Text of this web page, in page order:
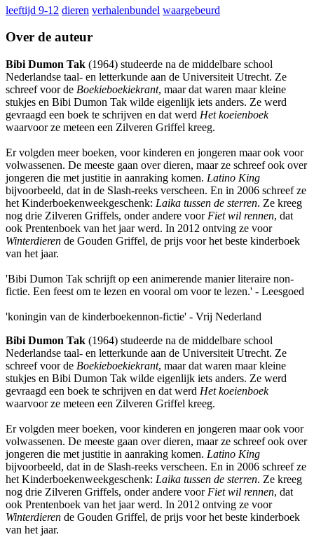
leeftijd 9-12 dieren verhalenbundel waargebeurd
Over de auteur
Bibi Dumon Tak (1964) studeerde na de middelbare school
Nederlandse taal- en letterkunde aan de Universiteit Utrecht. Ze
schreef voor de Boekieboekiekrant, maar dat waren maar kleine
stukjes en Bibi Dumon Tak wilde eigenlijk iets anders. Ze werd
gevraagd een boek te schrijven en dat werd Het koeienboek
waarvoor ze meteen een Zilveren Griffel kreeg.
Er volgden meer boeken, voor kinderen en jongeren maar ook voor
volwassenen. De meeste gaan over dieren, maar ze schreef ook over
jongeren die met justitie in aanraking komen. Latino King
bijvoorbeeld, dat in de Slash-reeks verscheen. En in 2006 schreef ze
het Kinderboekenweekgeschenk: Laika tussen de sterren. Ze kreeg
nog drie Zilveren Griffels, onder andere voor Fiet wil rennen, dat
ook Prentenboek van het jaar werd. In 2012 ontving ze voor
Winterdieren de Gouden Griffel, de prijs voor het beste kinderboek
van het jaar.
'Bibi Dumon Tak schrijft op een animerende manier literaire non-
fictie. Een feest om te lezen en vooral om voor te lezen.' - Leesgoed
'koningin van de kinderboekennon-fictie' - Vrij Nederland
Bibi Dumon Tak (1964) studeerde na de middelbare school
Nederlandse taal- en letterkunde aan de Universiteit Utrecht. Ze
schreef voor de Boekieboekiekrant, maar dat waren maar kleine
stukjes en Bibi Dumon Tak wilde eigenlijk iets anders. Ze werd
gevraagd een boek te schrijven en dat werd Het koeienboek
waarvoor ze meteen een Zilveren Griffel kreeg.
Er volgden meer boeken, voor kinderen en jongeren maar ook voor
volwassenen. De meeste gaan over dieren, maar ze schreef ook over
jongeren die met justitie in aanraking komen. Latino King
bijvoorbeeld, dat in de Slash-reeks verscheen. En in 2006 schreef ze
het Kinderboekenweekgeschenk: Laika tussen de sterren. Ze kreeg
nog drie Zilveren Griffels, onder andere voor Fiet wil rennen, dat
ook Prentenboek van het jaar werd. In 2012 ontving ze voor
Winterdieren de Gouden Griffel, de prijs voor het beste kinderboek
van het jaar.